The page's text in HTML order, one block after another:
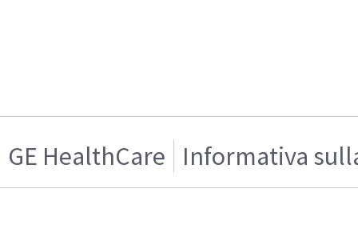
GE HealthCare Informativa